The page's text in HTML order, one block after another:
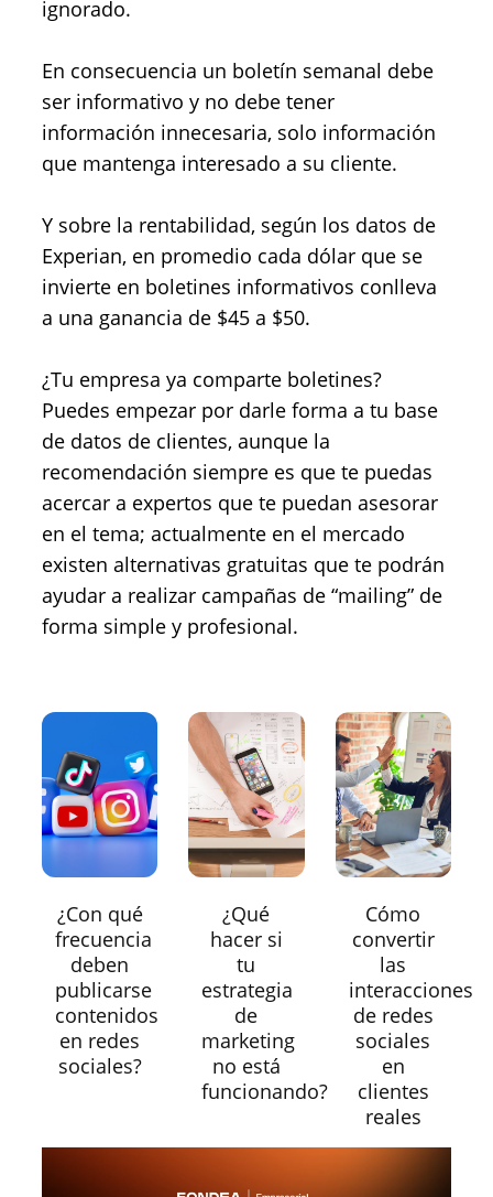
ignorado.
En consecuencia un boletín semanal debe
ser informativo y no debe tener
información innecesaria, solo información
que mantenga interesado a su cliente.
Y sobre la rentabilidad, según los datos de
Experian, en promedio cada dólar que se
invierte en boletines informativos conlleva
a una ganancia de $45 a $50.
¿Tu empresa ya comparte boletines?
Puedes empezar por darle forma a tu base
de datos de clientes, aunque la
recomendación siempre es que te puedas
acercar a expertos que te puedan asesorar
en el tema; actualmente en el mercado
existen alternativas gratuitas que te podrán
ayudar a realizar campañas de “mailing” de
forma simple y profesional.
¿Con qué
frecuencia
deben
publicarse
contenidos
en redes
sociales?
¿Qué
hacer si
tu
estrategia
de
marketing
no está
funcionando?
Cómo
convertir
las
interacciones
de redes
sociales
en
clientes
reales